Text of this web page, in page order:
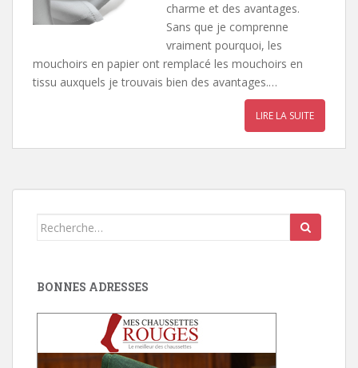
charme et des avantages.
Sans que je comprenne
vraiment pourquoi, les
mouchoirs en papier ont remplacé les mouchoirs en
tissu auxquels je trouvais bien des avantages.…
LIRE LA SUITE
Search for:
BONNES ADRESSES